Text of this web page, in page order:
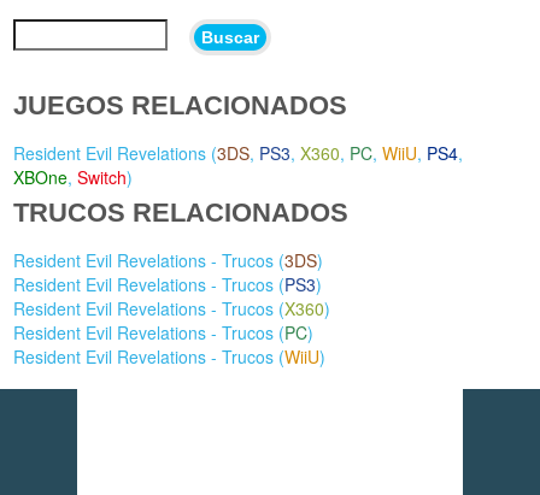
Buscar
JUEGOS RELACIONADOS
Resident Evil Revelations (3DS, PS3,X360, PC,WiiU, PS4,
XBOne,Switch)
TRUCOS RELACIONADOS
Resident Evil Revelations - Trucos (3DS)
Resident Evil Revelations - Trucos (PS3)
Resident Evil Revelations - Trucos (X360)
Resident Evil Revelations - Trucos (PC)
Resident Evil Revelations - Trucos (WiiU)